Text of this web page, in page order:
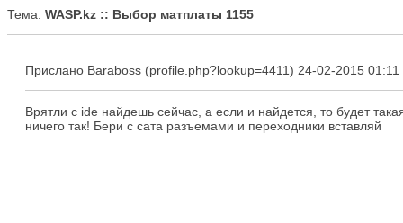
Тема: WASP.kz :: Выбор матплаты 1155
Прислано Baraboss 24-02-2015 01:11
Врятли с ide найдешь сейчас, а если и найдется, то будет
ничего так! Бери с сата разъемами и переходники вставляй